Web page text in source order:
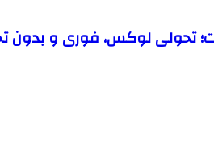
تحولی لوکس، فوری و بدون